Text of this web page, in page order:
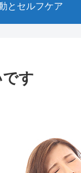
とセルフケア
す